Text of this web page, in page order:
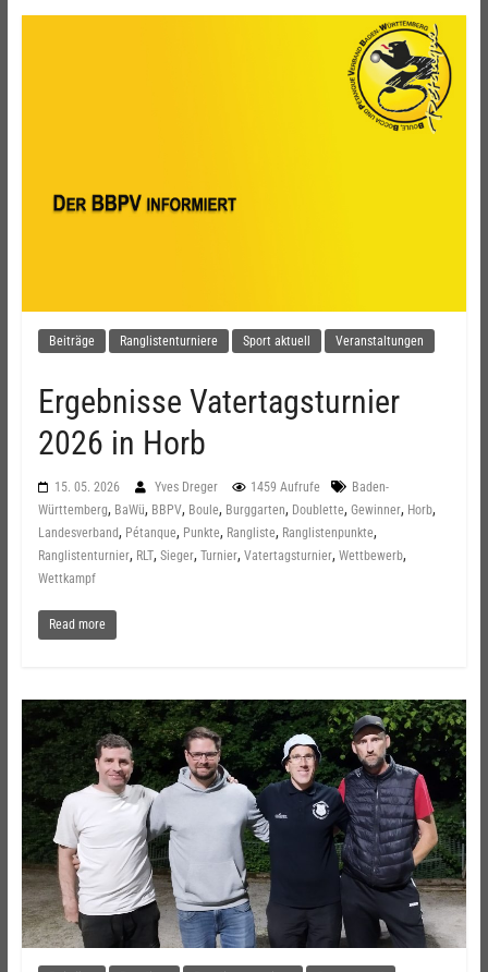
Beiträge Ranglistenturniere Sport aktuell Veranstaltungen
Ergebnisse Vatertagsturnier
2026 in Horb
15. 05. 2026 Yves Dreger 1459 Aufrufe
Baden-
Württemberg, BaWü, BBPV, Boule, Burggarten, Doublette, Gewinner, Horb,
Landesverband, Pétanque, Punkte, Rangliste, Ranglistenpunkte,
Ranglistenturnier, RLT, Sieger, Turnier, Vatertagsturnier, Wettbewerb,
Wettkampf
Read more